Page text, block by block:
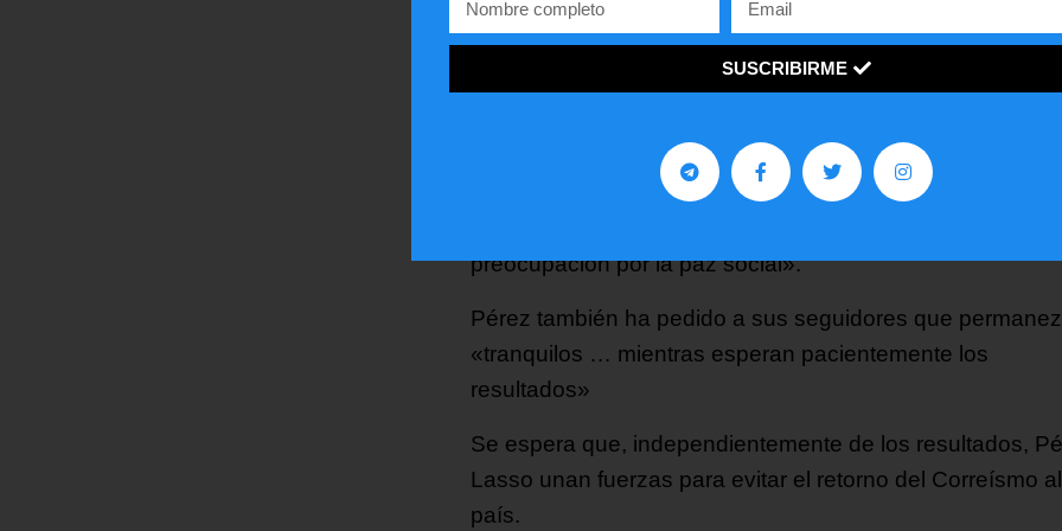
fuera de la segunda ronda, aunque no dio detalles.
Sus partidarios han estado protestando frente a las
Moreno, que no se presentó a la reelección y cuyo
finaliza el 24 de mayo, ha pedido a todos los candidatos
preocupación por la paz social».
Pérez también ha pedido a sus seguidores que
«tranquilos … mientras esperan pacientemente los
resultados»
Se espera que, independientemente de los resultados,
Lasso unan fuerzas para evitar el retorno del Correísmo al
país.
SUSCRIBIRME